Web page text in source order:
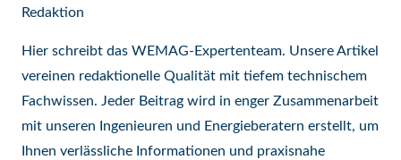
Redaktion
Hier schreibt das WEMAG-Expertenteam. Unsere Artikel
vereinen redaktionelle Qualität mit tiefem technischem
Fachwissen. Jeder Beitrag wird in enger Zusammenarbeit
mit unseren Ingenieuren und Energieberatern erstellt, um
Ihnen verlässliche Informationen und praxisnahe